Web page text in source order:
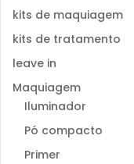
kits de maquiagem
kits de tratamento
leave in
Maquiagem
Iluminador
Pó compacto
Primer